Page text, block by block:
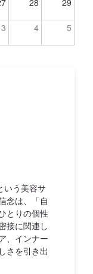
28 29
3 4 5
いう美容サ
念は、「自
とりの個性
接に関連し
、インナー
さを引き出